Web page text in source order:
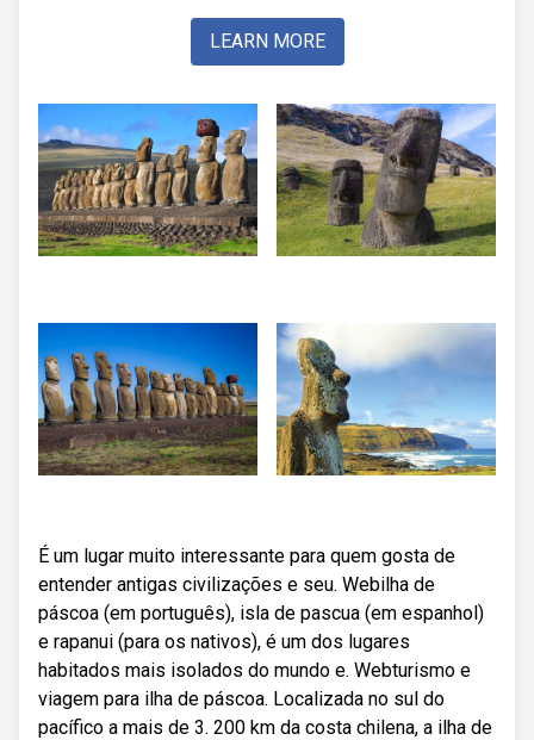
LEARN MORE
É um lugar muito interessante para quem gosta de
entender antigas civilizações e seu. Webilha de
páscoa (em português), isla de pascua (em espanhol)
e rapanui (para os nativos), é um dos lugares
habitados mais isolados do mundo e. Webturismo e
viagem para ilha de páscoa. Localizada no sul do
pacífico a mais de 3. 200 km da costa chilena, a ilha de